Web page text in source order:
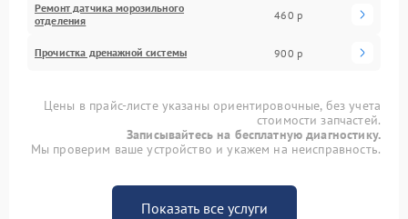
Ремонт датчика морозильного
отделения
460 р
Прочистка дренажной системы 900 р
Цены в прайс-листе указаны ориентировочные, без учета
стоимости запчастей.
Записывайтесь на бесплатную диагностику.
Мы проверим ваше устройство и укажем на неисправность.
Показать все услуги